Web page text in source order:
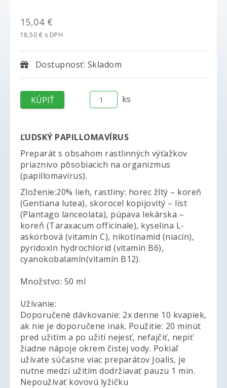
15,04 €
18,50 € s DPH
Dostupnosť: Skladom
ks
ĽUDSKÝ PAPILLOMAVÍRUS
Preparát s obsahom rastlinných výťažkov
priaznivo pôsobiacich na organizmus
(papillomavírus).
Zloženie:20% lieh, rastliny: horec žltý – koreň
(Gentiana lutea), skorocel kopijovitý – list
(Plantago lanceolata), púpava lekárska –
koreň (Taraxacum officinale), kyselina L-
askorbová (vitamín C), nikotínamid (niacín),
pyridoxín hydrochlorid (vitamín B6),
cyanokobalamín(vitamín B12).
Množstvo: 50 ml
Užívanie:
Doporučené dávkovanie: 2x denne 10 kvapiek,
ak nie je doporučene inak. Použitie: 20 minút
pred užitím a po užití nejesť, nefajčiť, nepiť
žiadne nápoje okrem čistej vody. Pokiaľ
užívate súčasne viac preparátov Joalis, je
nutne medzi užitím dodržiavať pauzu 1 min.
Nepoužívať kovovú lyžičku